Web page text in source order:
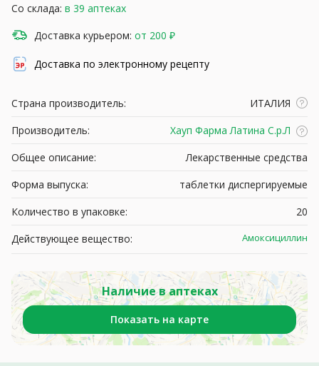
Со склада: в 39 аптеках
Доставка курьером: от 200 ₽
Доставка по электронному рецепту
Страна производитель:
ИТАЛИЯ
Производитель:
Хауп Фарма Латина С.р.Л
Общее описание:
Лекарственные средства
Форма выпуска:
таблетки диспергируемые
Количество в упаковке:
20
Действующее вещество:
Амоксициллин
Наличие в аптеках
Показать на карте